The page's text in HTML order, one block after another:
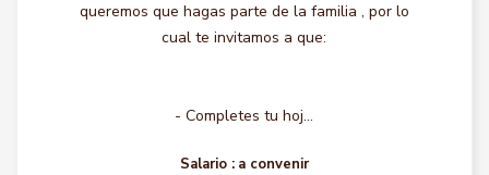
queremos que hagas parte de la familia , por lo
cual te invitamos a que:
- Completes tu hoj...
Salario : a convenir